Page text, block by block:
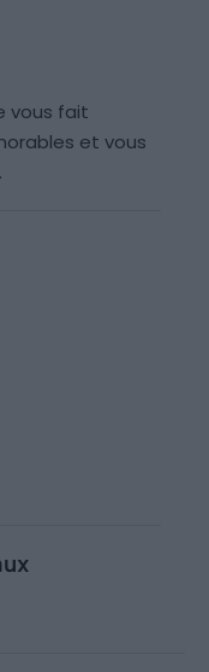
vous fait
et vous